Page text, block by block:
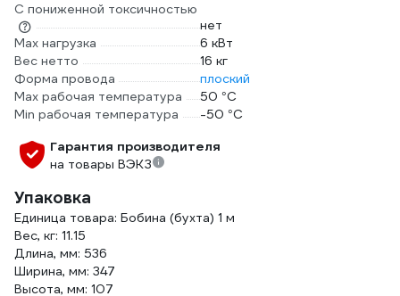
С пониженной токсичностью
нет
Max нагрузка
6 кВт
Вес нетто
16 кг
Форма провода
плоский
Max рабочая температура
50 °С
Min рабочая температура
-50 °С
Гарантия производителя
на товары ВЭКЗ
Упаковка
Единица товара: Бобина (бухта) 1 м
Вес, кг: 11.15
Длина, мм: 536
Ширина, мм: 347
Высота, мм: 107